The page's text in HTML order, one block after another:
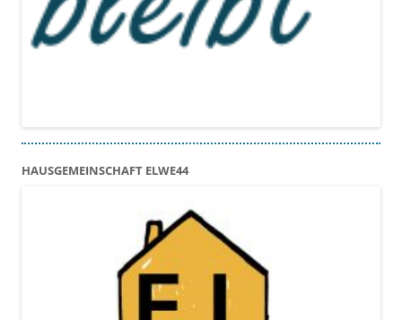
HAUSGEMEINSCHAFT ELWE44